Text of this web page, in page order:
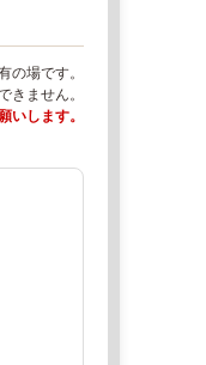
の場です。
きません。
いします。